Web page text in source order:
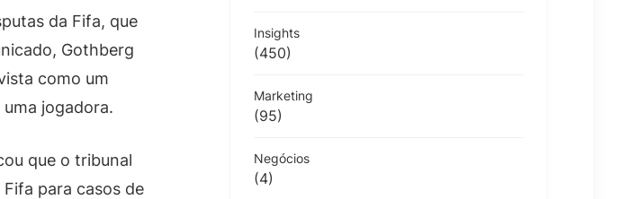
da Fifa, que
Gothberg
como um
jogadora.
que o tribunal
para casos de
Insights
(450)
Marketing
(95)
Negócios
(4)